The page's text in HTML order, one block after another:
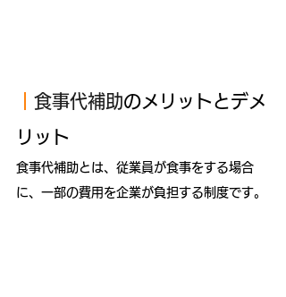
食事代補助のメリットとデメ
リット
食事代補助とは、従業員が食事をする場合
に、一部の費用を企業が負担する制度です。